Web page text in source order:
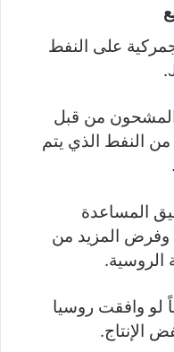
على النفط
من قبل
من النفط الذي يتم
المساعدة
وفرض المزيد من
الروسية.
لو وافقت روسيا
الإنتاج.